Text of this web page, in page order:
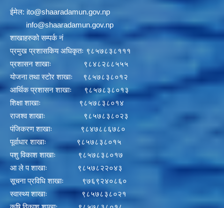
ईमेल: ito@shaaradamun.gov.np
info@shaaradamun.gov.np
शाखाहरुको सम्पर्क नं
प्रमुख प्रशासकिय अधिकृतः ९८५७८३८१११
प्रशासन शाखाः ९८४८२८८५५५
योजना तथा स्टोर शाखाः ९८५७८३८०१२
आर्थिक प्रशासन शाखाः ९८५७८३८०१३
शिक्षा शाखाः ९८५७८३८०१४
राजश्व शाखाः ९८५७८३८०२३
पंजिकरण शाखाः ९८४७८८६७८०
पूर्वाधार शाखाः ९८५७८३८०१५
पशु विकाश शाखाः ९८५७८३८०१७
आ ले प शाखाः ९८५७८२२०४३
सूचना प्रविधि शाखाः ९७६९२४०८६०
स्वास्थ्य शाखाः ९८५७८३८०२१